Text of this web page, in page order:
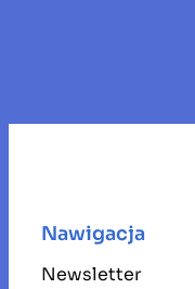
Nawigacja
Newsletter